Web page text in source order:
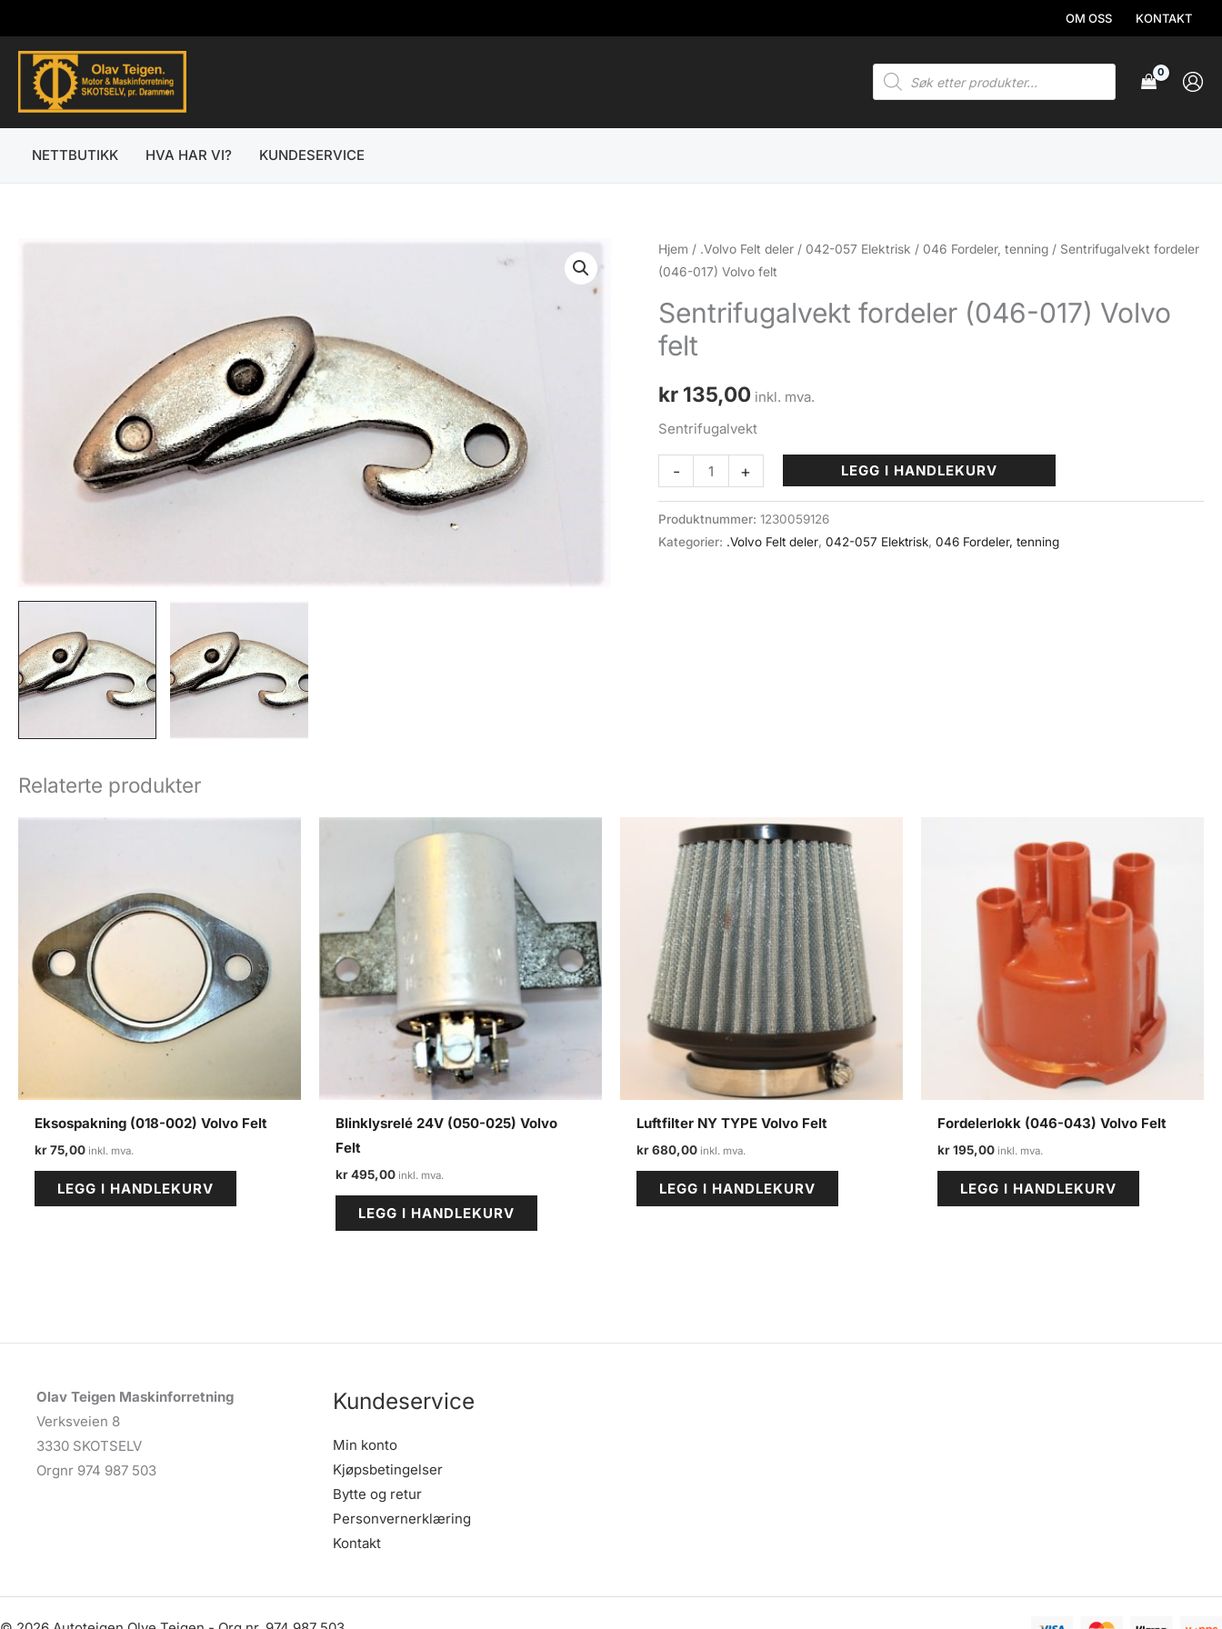
rett
innholdet
OM OSS KONTAKT
Products
search
NETTBUTIKK HVA HAR VI? KUNDESERVICE
Hjem / .Volvo Felt deler / 042-057 Elektrisk / 046 Fordeler, tenning / Sentrifugalvekt fordeler
(046-017) Volvo felt
Sentrifugalvekt fordeler (046-017) Volvo
felt
kr 135,00 inkl. mva.
Sentrifugalvekt
-
Sentrifugalvekt
fordeler
(046-
017)
+ LEGG I HANDLEKURV
Produktnummer:1230059126
Kategorier: .Volvo Felt deler,042-057 Elektrisk,046 Fordeler, tenning
Relaterte produkter
Eksospakning (018-002) Volvo Felt
kr75,00
LEGG I HANDLEKURV
Blinklysrelé 24V (050-025) Volvo
Felt
kr495,00
LEGG I HANDLEKURV
Luftfilter NY TYPE Volvo Felt
kr680,00
LEGG I HANDLEKURV
Fordelerlokk (046-043) Volvo Felt
kr195,00
LEGG I HANDLEKURV
Olav Teigen Maskinforretning
Verksveien 8
3330 SKOTSELV
Orgnr 974 987 503
Kundeservice
Min konto
Kjøpsbetingelser
Bytte og retur
Personvernerklæring
Kontakt